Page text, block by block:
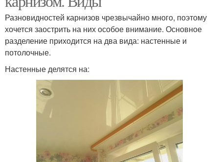
Разновидностей карнизов чрезвычайно много, поэтому
хочется заострить на них особое внимание. Основное
разделение приходится на два вида: настенные и
потолочные.
Настенные делятся на: